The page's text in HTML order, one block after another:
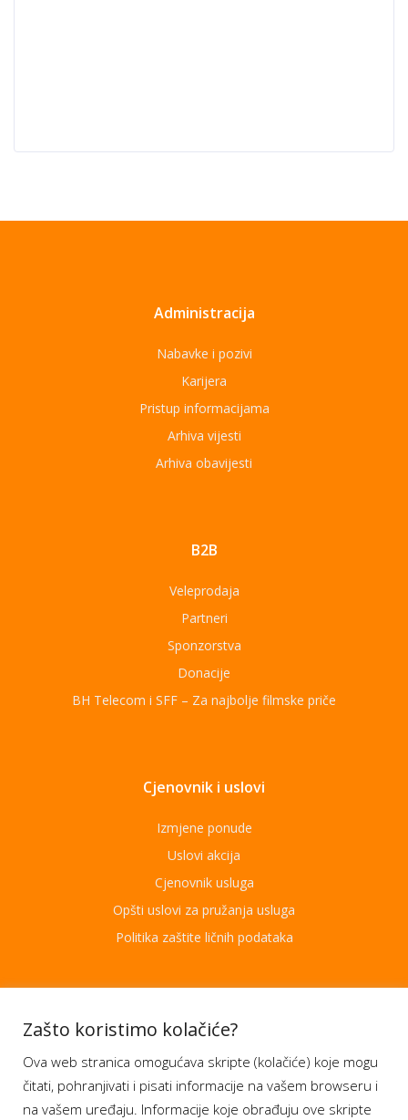
Administracija
Nabavke i pozivi
Karijera
Pristup informacijama
Arhiva vijesti
Arhiva obavijesti
B2B
Veleprodaja
Partneri
Sponzorstva
Donacije
BH Telecom i SFF – Za najbolje filmske priče
Cjenovnik i uslovi
Izmjene ponude
Uslovi akcija
Cjenovnik usluga
Opšti uslovi za pružanja usluga
Politika zaštite ličnih podataka
Aplikacije
Moj BH Telecom
Dostupnost usluga
Zašto koristimo kolačiće?
Ova web stranica omogućava skripte (kolačiće) koje mogu
čitati, pohranjivati i pisati informacije na vašem browseru i
na vašem uređaju. Informacije koje obrađuju ove skripte